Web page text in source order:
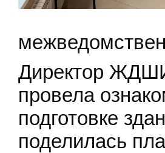
Директор
провела
подготовке
поделилась